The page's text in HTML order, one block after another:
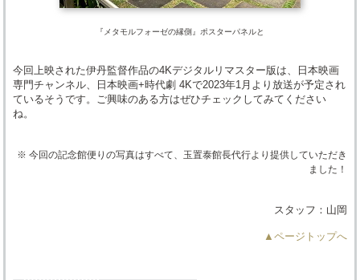
『メタモルフォーゼの縁側』ポスターパネルと
今回上映された伊丹監督作品の4Kデジタルリマスター版は、日本映画
専門チャンネル、日本映画+時代劇 4Kで2023年1月より放送が予定され
ているそうです。ご興味のある方はぜひチェックしてみてください
ね。
※ 今回の記念館便りの写真はすべて、玉置泰館長代行より提供していただき
ました！
スタッフ：山岡
▲ページトップへ